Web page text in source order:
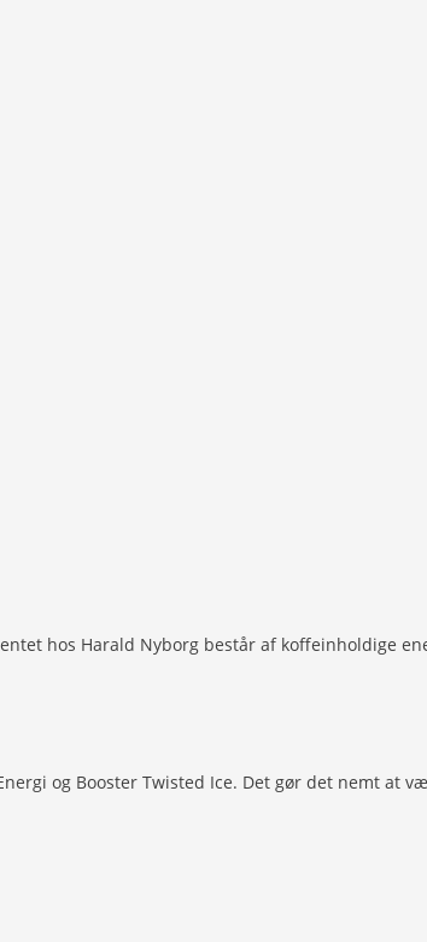
hos Harald Nyborg består af koffeinholdige
og Booster Twisted Ice. Det gør det nemt at